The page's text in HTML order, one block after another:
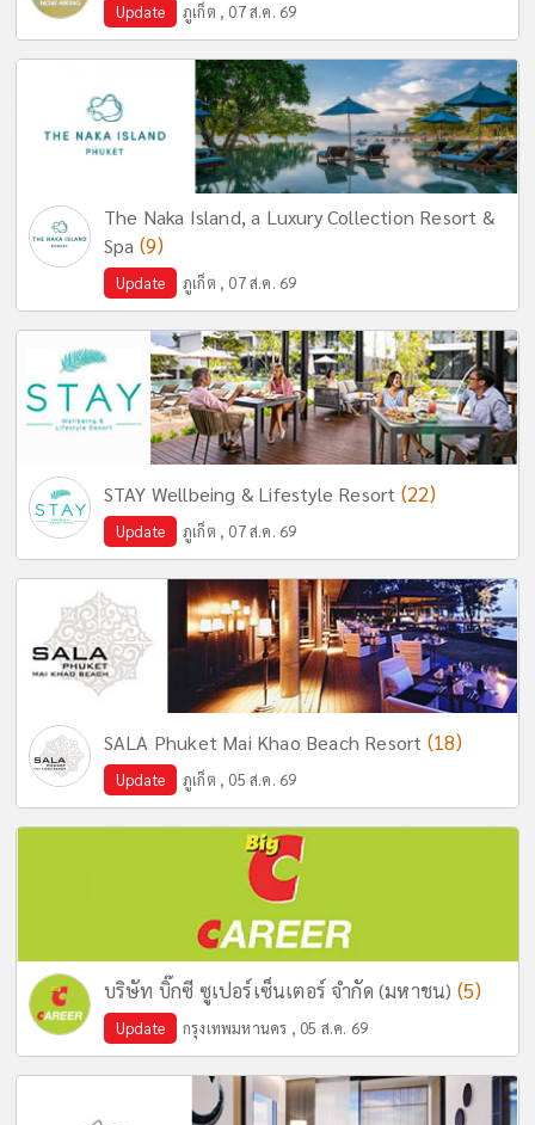
Update ภูเก็ต , 07 ส.ค. 69
The Naka Island, a Luxury Collection Resort &
Spa (9)
Update ภูเก็ต , 07 ส.ค. 69
STAY Wellbeing & Lifestyle Resort (22)
Update ภูเก็ต , 07 ส.ค. 69
SALA Phuket Mai Khao Beach Resort (18)
Update ภูเก็ต , 05 ส.ค. 69
บริษัท บิ๊กซี ซูเปอร์เซ็นเตอร์ จำกัด (มหาชน) (5)
Update กรุงเทพมหานคร , 05 ส.ค. 69